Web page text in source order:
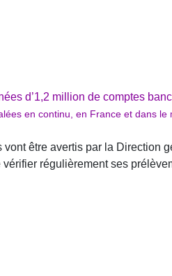
d’1,2 million de comptes
en continu, en France et dans le
être avertis par la Direction
régulièrement ses